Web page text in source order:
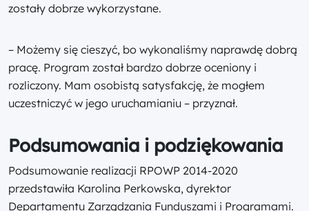
zostały dobrze wykorzystane.
– Możemy się cieszyć, bo wykonaliśmy naprawdę dobrą
pracę. Program został bardzo dobrze oceniony i
rozliczony. Mam osobistą satysfakcję, że mogłem
uczestniczyć w jego uruchamianiu – przyznał.
Podsumowania i podziękowania
Podsumowanie realizacji RPOWP 2014-2020
przedstawiła Karolina Perkowska, dyrektor
Departamentu Zarządzania Funduszami i Programami.